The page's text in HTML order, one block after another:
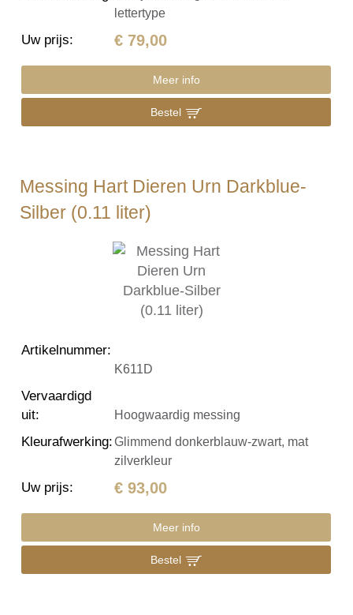
lettertype
Uw prijs: € 79,00
Meer info
Bestel
Messing Hart Dieren Urn Darkblue-
Silber (0.11 liter)
Artikelnummer:
K611D
Vervaardigd
uit: Hoogwaardig messing
Kleurafwerking:Glimmend donkerblauw-zwart, mat
zilverkleur
Uw prijs: € 93,00
Meer info
Bestel